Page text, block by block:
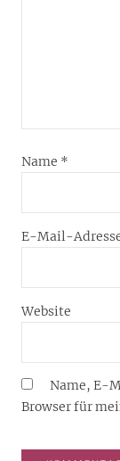
Name *
E-Mail-
Website
Name, E-
Browser für